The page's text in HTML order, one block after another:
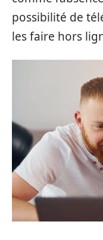
possibilité de
les faire hors